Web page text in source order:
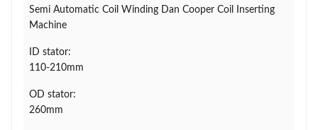
Semi Automatic Coil Winding Dan Cooper Coil Inserting
Machine
ID stator:
110-210mm
OD stator:
260mm